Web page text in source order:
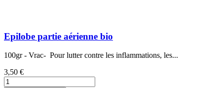
Epilobe partie aérienne bio
100gr - Vrac- Pour lutter contre les inflammations, les...
3,50 €